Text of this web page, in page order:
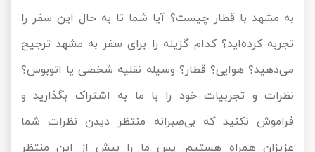
به مشهد با قطار چیست؟ آیا شما تا به حال این سفر را
تجربه کرده‌اید؟ کدام گزینه را برای سفر به مشهد ترجیح
می‌دهید؟ هوایی؟ قطار؟ وسیله نقلیه شخصی یا اتوبوس؟
نظرات و تجربیات خود را با ما به اشتراک بگذارید و
فراموش نکنید که بی‌صبرانه منتظر دیدن نظرات شما
عزیزان همراه هستیم. پس ما را بیش از این منتظر